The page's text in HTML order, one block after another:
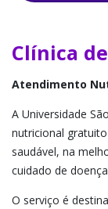
Clínica
Clínicas de
Consultório
Núcleo de
Núcleos de
Clínica
Atendimento
A Universidade
nutricional
saudável, na
cuidado de
O serviço é